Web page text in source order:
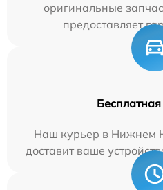
оригинальные
предоставляет
Наш курьер в Нижнем
доставит ваше